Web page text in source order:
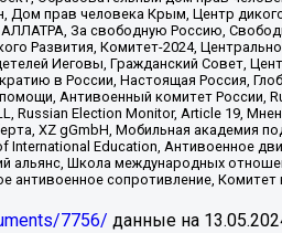
Дом прав человека Крым, Центр
За свободную Россию,
Развития, Комитет-2024,
Иеговы, Гражданский Совет,
в России, Настоящая Россия,
Антивоенный комитет
Russian Election Monitor, Article 19,
XZ gGmbH, Мобильная академия
International Education, Антивоенное
альянс, Школа международных
антивоенное сопротивление,
7756/ данные на